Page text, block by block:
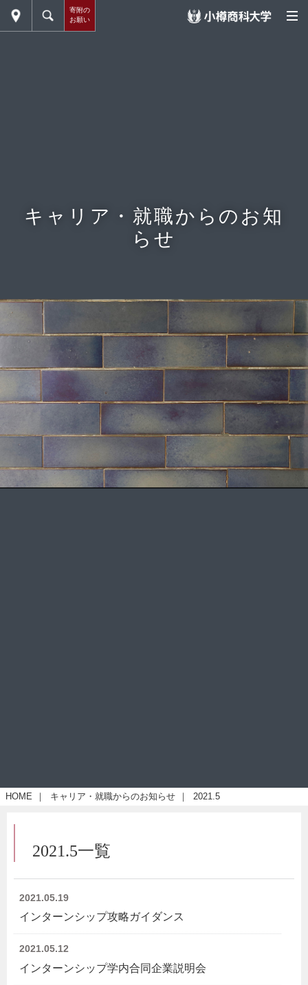
寄附の
お願い
キャリア・就職からのお知
らせ
HOME ｜ キャリア・就職からのお知らせ ｜ 2021.5
2021.5一覧
2021.05.19
インターンシップ攻略ガイダンス
2021.05.12
インターンシップ学内合同企業説明会